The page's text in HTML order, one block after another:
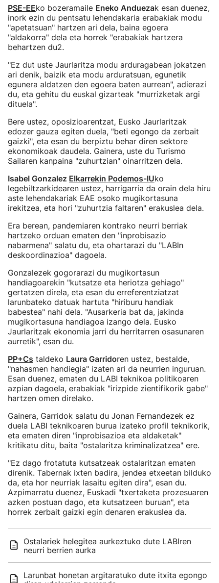
PSE-EEko bozeramaile Eneko Anduezak esan duenez,
inork ezin du pentsatu lehendakaria erabakiak modu
"apetatsuan" hartzen ari dela, baina egoera
"aldakorra" dela eta horrek "erabakiak hartzera
behartzen du2.
"Ez dut uste Jaurlaritza modu arduragabean jokatzen
ari denik, baizik eta modu arduratsuan, egunetik
egunera aldatzen den egoera baten aurrean", adierazi
du, eta gehitu du euskal gizarteak "murrizketak argi
dituela".
Bere ustez, oposizioarentzat, Eusko Jaurlaritzak
edozer gauza egiten duela, "beti egongo da zerbait
gaizki", eta esan du berpiztu behar diren sektore
ekonomikoak daudela. Gainera, uste du Turismo
Sailaren kanpaina "zuhurtzian" oinarritzen dela.
Isabel Gonzalez Elkarrekin Podemos-IUko
legebiltzarkidearen ustez, harrigarria da orain dela hiru
aste lehendakariak EAE osoko mugikortasuna
irekitzea, eta hori "zuhurtzia faltaren" erakuslea dela.
Era berean, pandemiaren kontrako neurri berriak
hartzeko orduan ematen den "inprobisazio
nabarmena" salatu du, eta ohartarazi du "LABIn
deskoordinazioa" dagoela.
Gonzalezek gogorarazi du mugikortasun
handiagoarekin "kutsatze eta heriotza gehiago"
gertatzen direla, eta esan du erreferentziatzat
larunbateko datuak hartuta "hiriburu handiak
babestea" nahi dela. "Ausarkeria bat da, jakinda
mugikortasuna handiagoa izango dela. Eusko
Jaurlaritzak ekonomia jarri du herritarren osasunaren
aurretik", esan du.
PP+Cs taldeko Laura Garridoren ustez, bestalde,
"nahasmen handiegia" izaten ari da neurrien inguruan.
Esan duenez, ematen du LABI teknikoa politikoaren
azpian dagoela, erabakiak "irizpide zientifikorik gabe"
hartzen omen direlako.
Gainera, Garridok salatu du Jonan Fernandezek ez
duela LABI teknikoaren burua izateko profil teknikorik,
eta ematen diren "inprobisazioa eta aldaketak"
kritikatu ditu, baita "ostalaritza kriminalizatzea" ere.
"Ez dago frotatuta kutsatzeak ostalaritzan ematen
direnik. Tabernak ixten badira, jendea etxeetan bilduko
da, eta hor neurriak lasaitu egiten dira", esan du.
Azpimarratu duenez, Euskadi "txertaketa prozesuaren
azken postuan dago, eta kutsatzeen buruan", eta
horrek zerbait gaizki egin denaren erakuslea da.
Ostalariek helegitea aurkeztuko dute LABIren
neurri berrien aurka
Larunbat honetan argitaratuko dute itxita egongo